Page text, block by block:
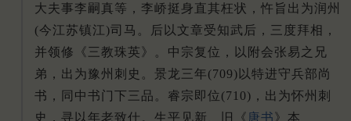
大夫事李嗣真等，李峤挺身直其枉状，忤旨出为润州
(今江苏镇江)司马。后以文章受知武后，三度拜相，
并领修《三教珠英》。中宗复位，以附会张易之兄
弟，出为豫州刺史。景龙三年(709)以特进守兵部尚
书，同中书门下三品。睿宗即位(710)，出为怀州刺
史，寻以年老致仕。生平见新、旧《 唐书》本